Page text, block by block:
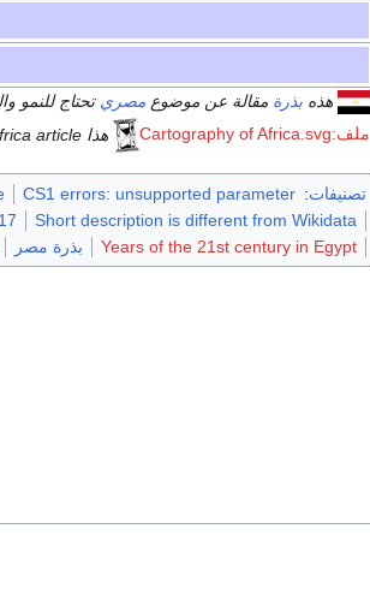
هذه بذرة مقالة عن موضوع مصري تحتاج للنمو
ملف:Cartography of Africa.svg
هذا year in Africa article هو
تصنيفات:
CS1 errors: unsupported parameter
Short description is different from Wikidata
Years of the 21st century in Egypt
بذرة مصر